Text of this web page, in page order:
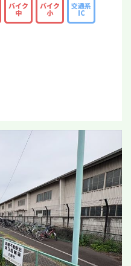
バイク
中
バイク
小
交通系
IC